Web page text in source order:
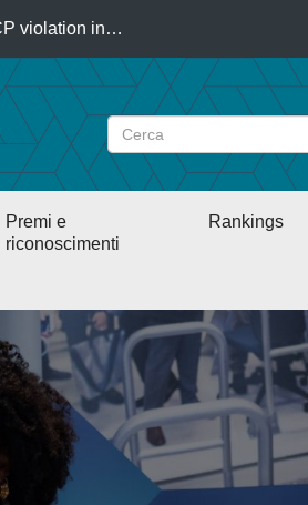
violation in…
Premi e
riconoscimenti
Rankings